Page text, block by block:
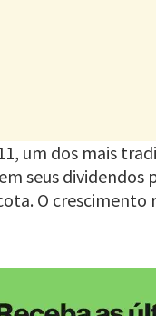
um dos mais
seus dividendos
O